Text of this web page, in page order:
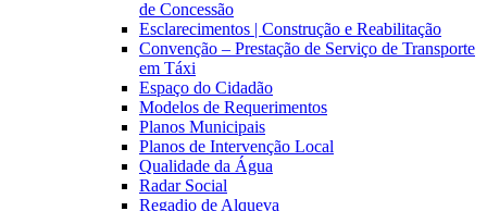
de Concessão
Esclarecimentos | Construção e Reabilitação
Convenção – Prestação de Serviço de Transporte
em Táxi
Espaço do Cidadão
Modelos de Requerimentos
Planos Municipais
Planos de Intervenção Local
Qualidade da Água
Radar Social
Regadio de Alqueva